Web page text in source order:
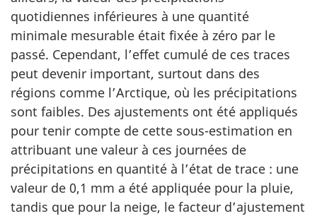
quotidiennes inférieures à une quantité
minimale mesurable était fixée à zéro par le
passé. Cependant, l’effet cumulé de ces traces
peut devenir important, surtout dans des
régions comme l’Arctique, où les précipitations
sont faibles. Des ajustements ont été appliqués
pour tenir compte de cette sous-estimation en
attribuant une valeur à ces journées de
précipitations en quantité à l’état de trace : une
valeur de 0,1 mm a été appliquée pour la pluie,
tandis que pour la neige, le facteur d’ajustement